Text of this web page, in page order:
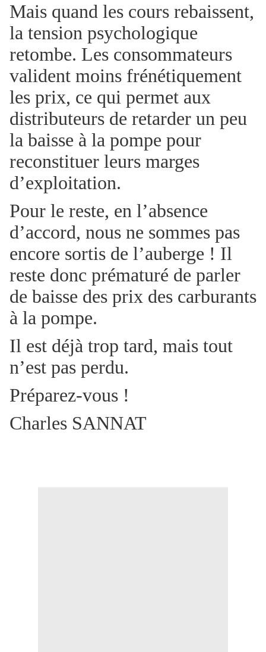
Mais quand les cours rebaissent,
la tension psychologique
retombe. Les consommateurs
valident moins frénétiquement
les prix, ce qui permet aux
distributeurs de retarder un peu
la baisse à la pompe pour
reconstituer leurs marges
d’exploitation.
Pour le reste, en l’absence
d’accord, nous ne sommes pas
encore sortis de l’auberge ! Il
reste donc prématuré de parler
de baisse des prix des carburants
à la pompe.
Il est déjà trop tard, mais tout
n’est pas perdu.
Préparez-vous !
Charles SANNAT